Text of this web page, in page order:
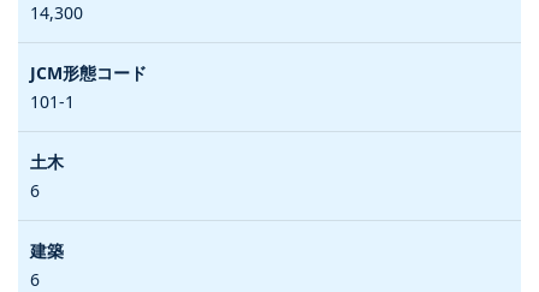
14,300
101-1
6
6